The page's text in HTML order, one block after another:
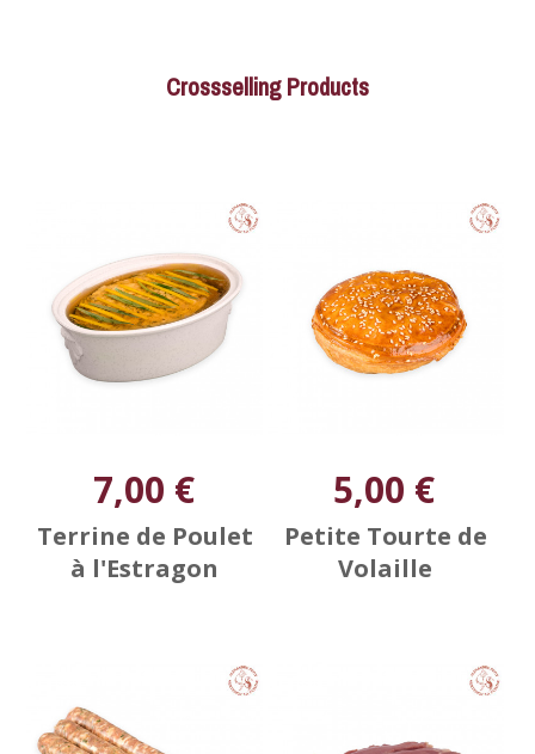
Crossselling Products
7,00 €
Terrine de Poulet
à l'Estragon
5,00 €
Petite Tourte de
Volaille